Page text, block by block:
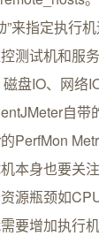
”来指定执行
测试机和服
盘IO、网络
自带
PerfMon
本身也要关
源瓶颈如
要增加执行